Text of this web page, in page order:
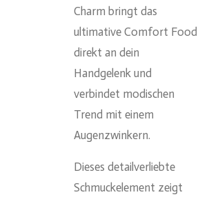
Charm bringt das
ultimative Comfort Food
direkt an dein
Handgelenk und
verbindet modischen
Trend mit einem
Augenzwinkern.
Dieses detailverliebte
Schmuckelement zeigt